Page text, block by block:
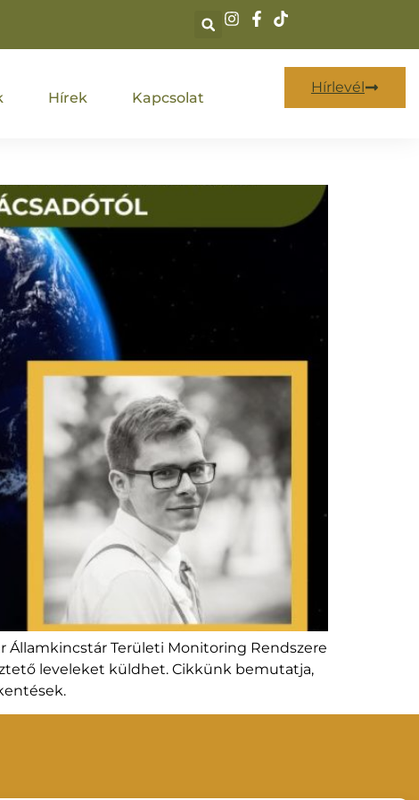
Hírek Kapcsolat
Hírlevél
Államkincstár Területi Monitoring Rendszere
leveleket küldhet. Cikkünk bemutatja,